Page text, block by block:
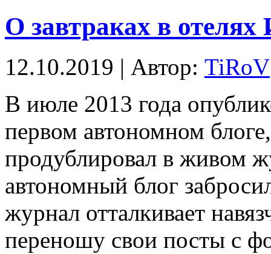
О завтраках в
12.10.2019 | Автор: TiRoV
В июле 2013 года
первом автономном
продублировал в живом
автономный блог
журнал отталкивает
переношу свои посты с